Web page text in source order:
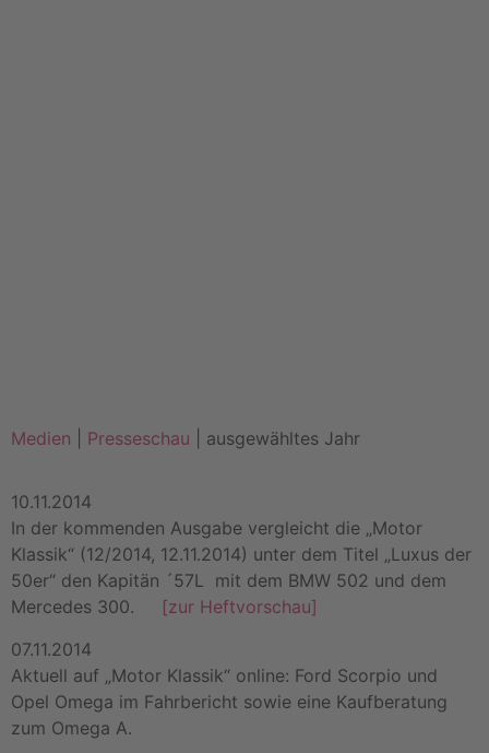
Medien Presseschau | ausgewähltes Jahr
10.11.2014
In der kommenden Ausgabe vergleicht die „Motor
Klassik“ (12/2014, 12.11.2014) unter dem Titel „Luxus der
50er“ den Kapitän ´57L mit dem BMW 502 und dem
Mercedes 300. [zur Heftvorschau]
07.11.2014
Aktuell auf „Motor Klassik“ online: Ford Scorpio und
Opel Omega im Fahrbericht sowie eine Kaufberatung
zum Omega A.